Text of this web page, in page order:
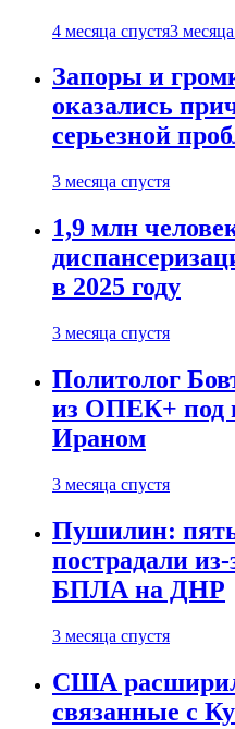
4 месяца спустя3
Запоры и
оказались
серьезной
3 месяца спустя
1,9 млн
в 2025 году
3 месяца спустя
Политолог
из ОПЕК+ под
Ираном
3 месяца спустя
Пушилин:
пострадали
БПЛА на ДНР
3 месяца спустя
США
связанные с